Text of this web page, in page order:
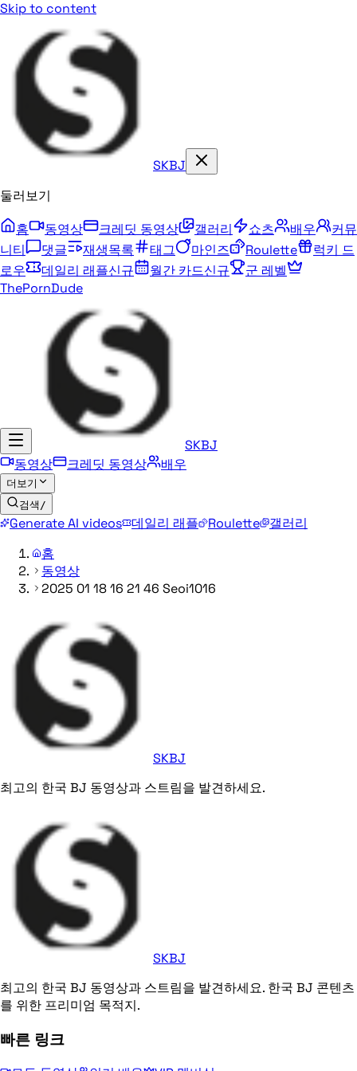
Skip to content
SKBJ
둘러보기
홈
동영상 크레딧 동영상 갤러리 쇼츠 배우
커뮤
니티
댓글 재생목록 태그 마인즈 Roulette
럭키 드
로우
데일리 래플신규 월간 카드신규
군 레벨
ThePornDude
SKBJ
동영상
크레딧 동영상 배우
더보기
검색 /
Generate AI videos 데일리 래플 Roulette
갤러리
홈
동영상
2025 01 18 16 21 46 Seoi1016
SKBJ
최고의 한국 BJ 동영상과 스트림을 발견하세요.
SKBJ
최고의 한국 BJ 동영상과 스트림을 발견하세요. 한국 BJ 콘텐츠
를 위한 프리미엄 목적지.
빠른 링크